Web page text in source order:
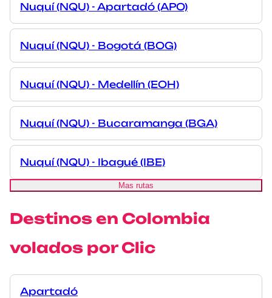
Nuquí (NQU) - Apartadó (APO)
Nuquí (NQU) - Bogotá (BOG)
Nuquí (NQU) - Medellín (EOH)
Nuquí (NQU) - Bucaramanga (BGA)
Nuquí (NQU) - Ibagué (IBE)
Mas rutas
Destinos en Colombia
volados por Clic
Apartadó